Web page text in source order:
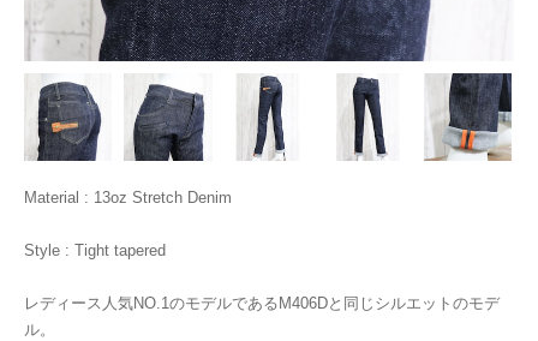
Material : 13oz Stretch Denim
Style : Tight tapered
レディース人気NO.1のモデルであるM406Dと同じシルエットのモデ
ル。